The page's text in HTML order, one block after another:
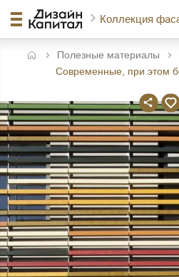
Коллекция
Полезные материалы
Современные, при этом